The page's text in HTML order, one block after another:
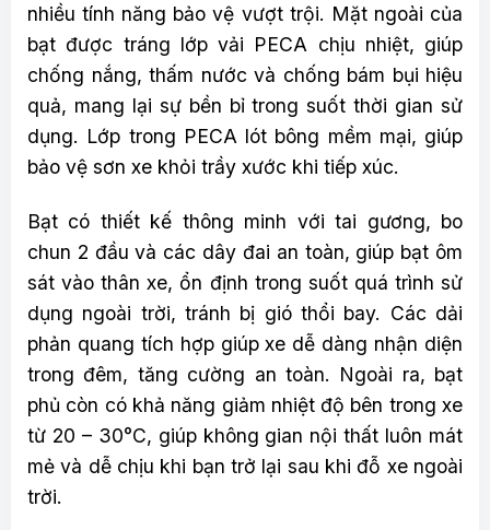
nhiều tính năng bảo vệ vượt trội. Mặt ngoài của
bạt được tráng lớp vải PECA chịu nhiệt, giúp
chống nắng, thấm nước và chống bám bụi hiệu
quả, mang lại sự bền bỉ trong suốt thời gian sử
dụng. Lớp trong PECA lót bông mềm mại, giúp
bảo vệ sơn xe khỏi trầy xước khi tiếp xúc.
Bạt có thiết kế thông minh với tai gương, bo
chun 2 đầu và các dây đai an toàn, giúp bạt ôm
sát vào thân xe, ổn định trong suốt quá trình sử
dụng ngoài trời, tránh bị gió thổi bay. Các dải
phản quang tích hợp giúp xe dễ dàng nhận diện
trong đêm, tăng cường an toàn. Ngoài ra, bạt
phủ còn có khả năng giảm nhiệt độ bên trong xe
từ 20 – 30°C, giúp không gian nội thất luôn mát
mẻ và dễ chịu khi bạn trở lại sau khi đỗ xe ngoài
trời.